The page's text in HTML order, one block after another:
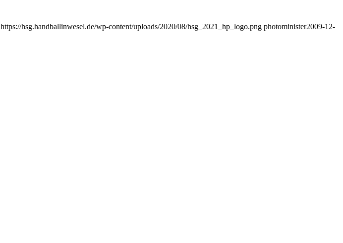
https://hsg.handballinwesel.de/wp-content/uploads/2020/08/hsg_2021_hp_logo.png photominister2009-12-